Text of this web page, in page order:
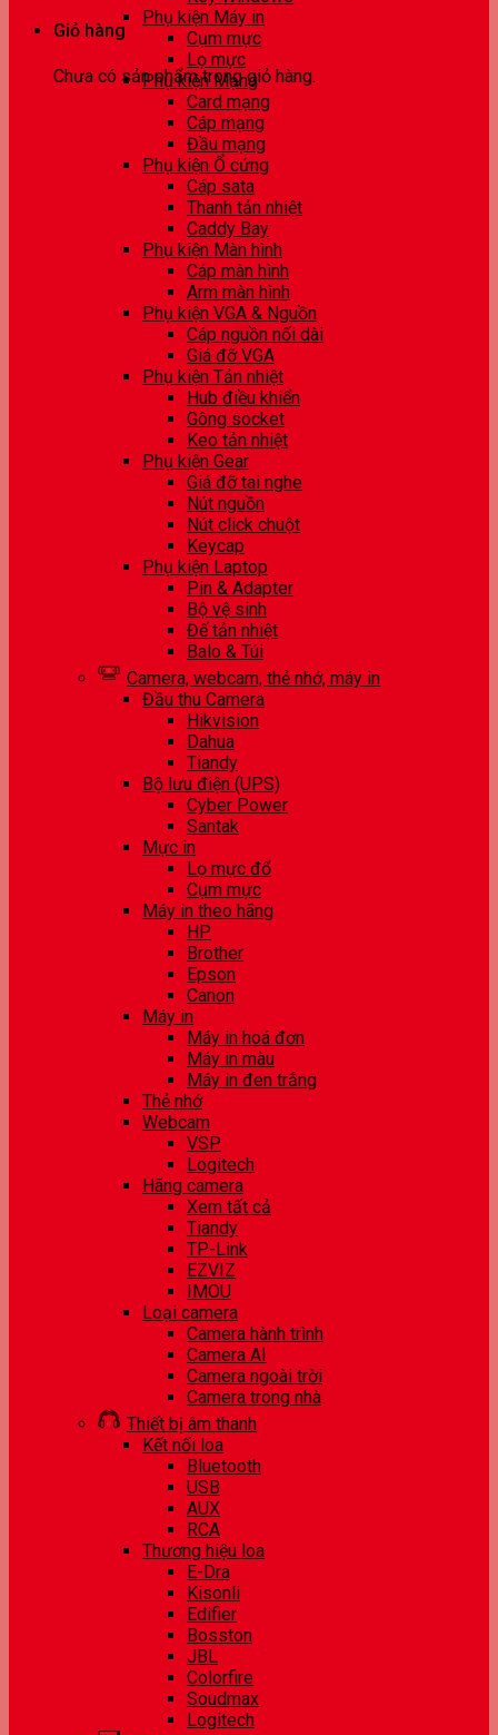
Giỏ hàng
Chưa có sản phẩm trong giỏ hàng.
Phụ kiện Máy in
Cụm mực
Lọ mực
Phụ kiện Mạng
Card mạng
Cáp mạng
Đầu mạng
Phụ kiện Ổ cứng
Cáp sata
Thanh tản nhiệt
Caddy Bay
Phụ kiện Màn hình
Cáp màn hình
Arm màn hình
Phụ kiện VGA & Nguồn
Cáp nguồn nối dài
Giá đỡ VGA
Phụ kiện Tản nhiệt
Hub điều khiển
Gông socket
Keo tản nhiệt
Phụ kiện Gear
Giá đỡ tai nghe
Nút nguồn
Nút click chuột
Keycap
Phụ kiện Laptop
Pin & Adapter
Bộ vệ sinh
Đế tản nhiệt
Balo & Túi
Camera, webcam, thẻ nhớ, máy in
Đầu thu Camera
Hikvision
Dahua
Tiandy
Bộ lưu điện (UPS)
Cyber Power
Santak
Mực in
Lọ mực đổ
Cụm mực
Máy in theo hãng
HP
Brother
Epson
Canon
Máy in
Máy in hoá đơn
Máy in màu
Máy in đen trắng
Thẻ nhớ
Webcam
VSP
Logitech
Hãng camera
Xem tất cả
Tiandy
TP-Link
EZVIZ
IMOU
Loại camera
Camera hành trình
Camera AI
Camera ngoài trời
Camera trong nhà
Thiết bị âm thanh
Kết nối loa
Bluetooth
USB
AUX
RCA
Thương hiệu loa
E-Dra
Kisonli
Edifier
Bosston
JBL
Colorfire
Soudmax
Logitech